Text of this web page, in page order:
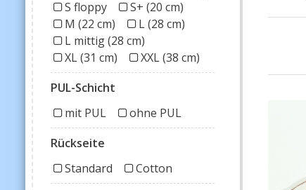
S floppy
S+ (20 cm)
M (22 cm)
L (28 cm)
L mittig (28 cm)
XL (31 cm)
XXL (38 cm)
PUL-Schicht
mit PUL
ohne PUL
Rückseite
Standard
Cotton